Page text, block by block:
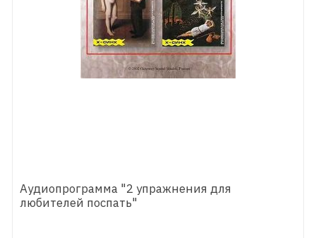
Аудиопрограмма "2 упражнения для
любителей поспать"